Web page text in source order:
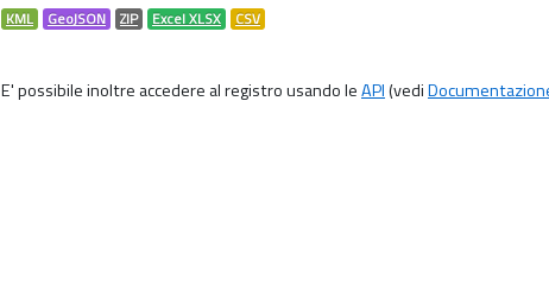
KML GeoJSON ZIP Excel XLSX CSV
E' possibile inoltre accedere al registro usando leAPI(vedi